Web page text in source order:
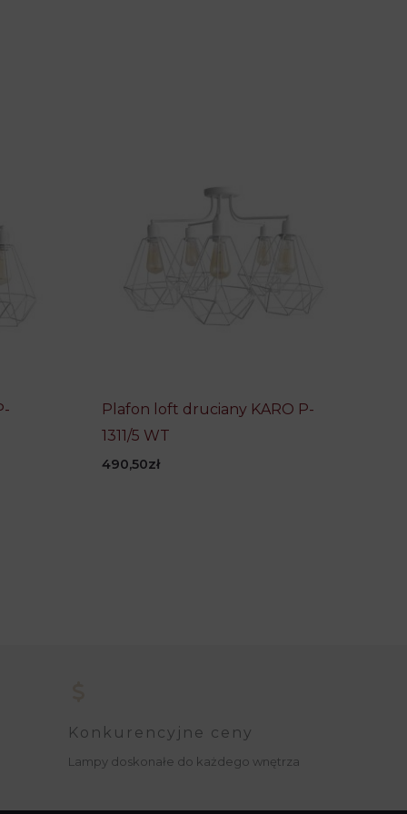
Plafon loft druciany KARO P-
1311/5 WT
490,50zł
Konkurencyjne ceny
Lampy doskonałe do każdego wnętrza